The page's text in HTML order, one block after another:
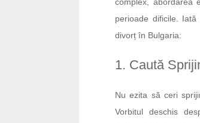
perioade dificile.
divorț în Bulgaria:
1. Caută
Nu ezita să ceri
Vorbitul deschis